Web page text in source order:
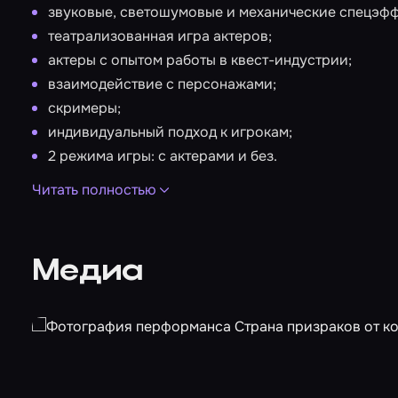
звуковые, светошумовые и механические
театрализованная игра актеров;
актеры с опытом работы в квест-индустрии;
взаимодействие с персонажами;
скримеры;
индивидуальный подход к игрокам;
2 режима игры: с актерами и без.
Квест нельзя проходить лицам с астмой, болезнями
Видео прохождения квеста: услуга не
Читать полностью
Медиа